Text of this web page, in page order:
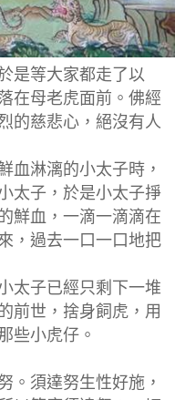
是等大家都走了以
在母老虎面前。佛經
的慈悲心，絕沒有人
血淋漓的小太子時，
太子，於是小太子掙
鮮血，一滴一滴滴在
，過去一口一口地把
太子已經只剩下一堆
前世，捨身飼虎，用
些小虎仔。
。須達努生性好施，